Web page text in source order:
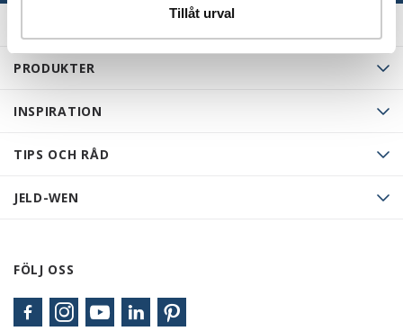
Tillåt urval
PRODUKTER
INSPIRATION
TIPS OCH RÅD
JELD-WEN
FÖLJ OSS